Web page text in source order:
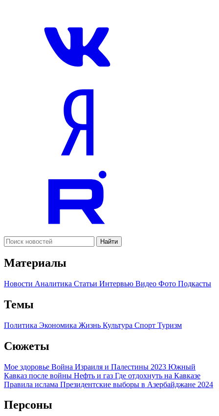
Найти
Материалы
Новости Аналитика Статьи Интервью Видео Фото Подкасты
Темы
Политика Экономика Жизнь Культура Спорт Туризм
Сюжеты
Мое здоровье Война Израиля и Палестины 2023 Южный
Кавказ после войны Нефть и газ Где отдохнуть на Кавказе
Правила ислама Президентские выборы в Азербайджане 2024
Персоны